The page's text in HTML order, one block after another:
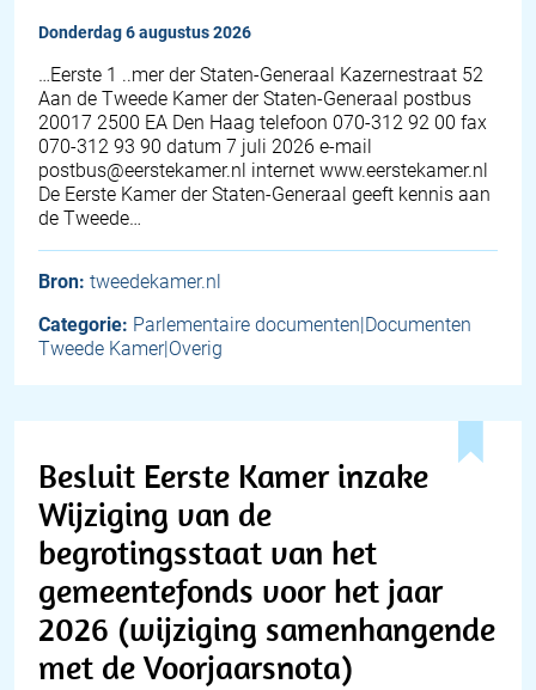
donderdag 6 augustus 2026
…Eerste 1 ..mer der Staten-Generaal Kazernestraat 52
Aan de Tweede Kamer der Staten-Generaal postbus
20017 2500 EA Den Haag telefoon 070-312 92 00 fax
070-312 93 90 datum 7 juli 2026 e-mail
postbus@eerstekamer.nl internet www.eerstekamer.nl
De Eerste Kamer der Staten-Generaal geeft kennis aan
de Tweede…
Bron: tweedekamer.nl
Categorie: Parlementaire documenten|Documenten
Tweede Kamer|Overig
Besluit Eerste Kamer inzake
Wijziging van de
begrotingsstaat van het
gemeentefonds voor het jaar
2026 (wijziging samenhangende
met de Voorjaarsnota)